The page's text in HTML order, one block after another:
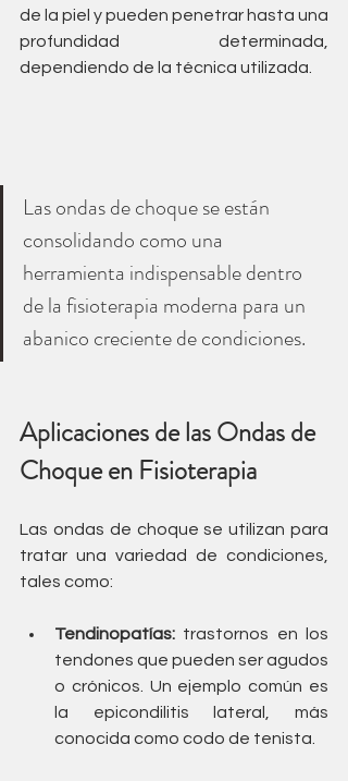
de la piel y pueden penetrar hasta una
profundidad determinada,
dependiendo de la técnica utilizada.
Las ondas de choque se están
consolidando como una
herramienta indispensable dentro
de la fisioterapia moderna para un
abanico creciente de condiciones.
Aplicaciones de las Ondas de
Choque en Fisioterapia
Las ondas de choque se utilizan para
tratar una variedad de condiciones,
tales como:
Tendinopatías: trastornos en los
tendones que pueden ser agudos
o crónicos. Un ejemplo común es
la epicondilitis lateral, más
conocida como codo de tenista.